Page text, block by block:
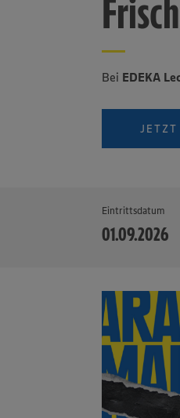
Bei EDEKA
JETZT
Eintrittsdatum
01.09.2026